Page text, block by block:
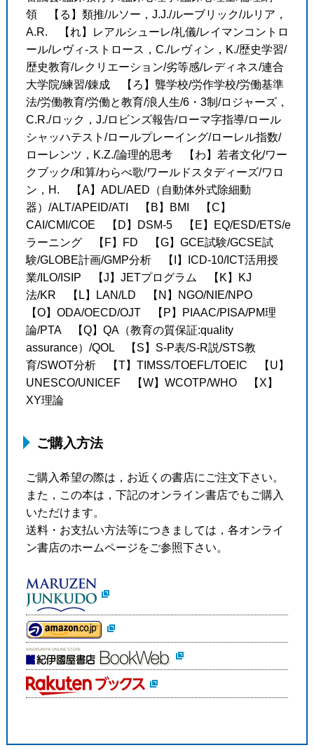
ご購入方法
ご購入希望の際は，お近くの書店にご注文下さい。
また，この本は，下記のオンライン書店でもご購入
いただけます。
送料・お支払い方法等につきましては，各オンライ
ン書店のホームページをご参照下さい。